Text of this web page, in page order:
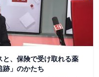
、保険で受け取れる薬
」のかたち